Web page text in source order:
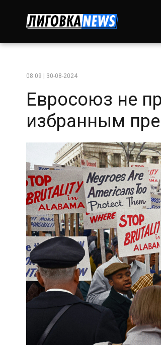
08:09 | 30-08-2024
Евросоюз не
избранным